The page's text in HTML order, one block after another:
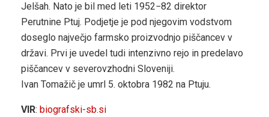
Jelšah. Nato je bil med leti 1952−82 direktor
Perutnine Ptuj. Podjetje je pod njegovim vodstvom
doseglo največjo farmsko proizvodnjo piščancev v
državi. Prvi je uvedel tudi intenzivno rejo in predelavo
piščancev v severovzhodni Sloveniji.
Ivan Tomažič je umrl 5. oktobra 1982 na Ptuju.
VIR: biografski-sb.si